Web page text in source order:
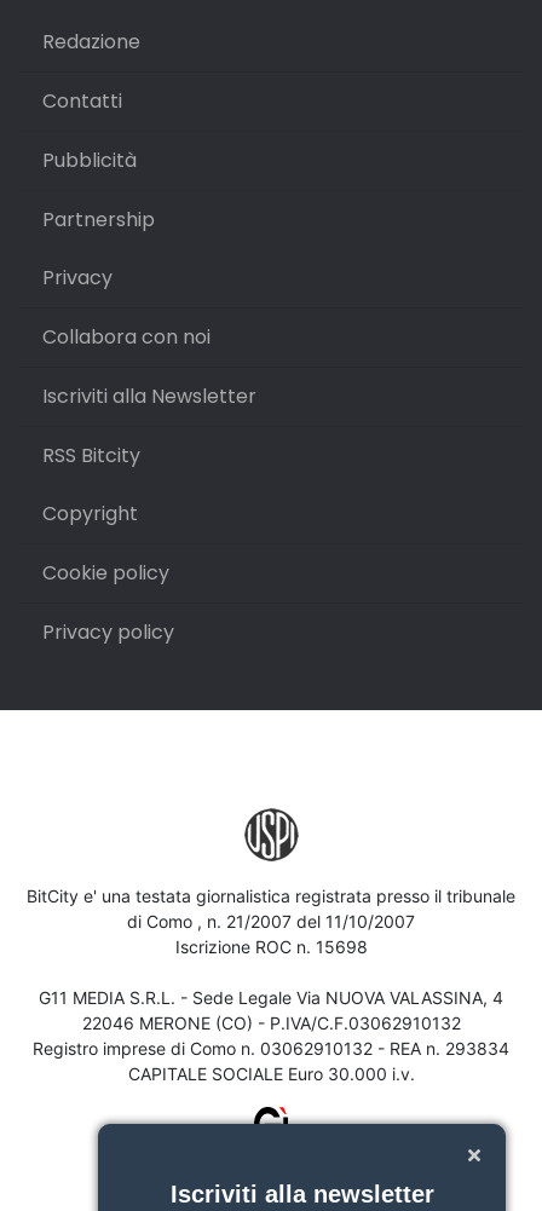
Redazione
Contatti
Pubblicità
Partnership
Privacy
Collabora con noi
Iscriviti alla Newsletter
RSS Bitcity
Copyright
Cookie policy
Privacy policy
BitCity e' una testata giornalistica registrata presso il tribunale
di Como , n. 21/2007 del 11/10/2007
Iscrizione ROC n. 15698
G11 MEDIA S.R.L. - Sede Legale Via NUOVA VALASSINA, 4
22046 MERONE (CO) - P.IVA/C.F.03062910132
Registro imprese di Como n. 03062910132 - REA n. 293834
CAPITALE SOCIALE Euro 30.000 i.v.
Iscriviti alla newsletter